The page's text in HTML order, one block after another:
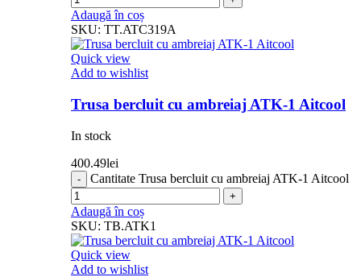
Adaugă în coș
SKU: TT.ATC319A
Quick view
Add to wishlist
Trusa bercluit cu ambreiaj ATK-1 Aitcool
In stock
400.49lei
Cantitate Trusa bercluit cu ambreiaj ATK-1 Aitcool
Adaugă în coș
SKU: TB.ATK1
Quick view
Add to wishlist